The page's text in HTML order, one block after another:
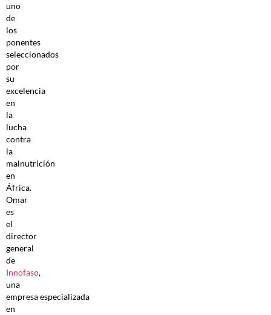
uno
de
los
ponentes
seleccionados
por
su
excelencia
en
la
lucha
contra
la
malnutrición
en
África.
Omar
es
el
director
general
de
Innofaso,
una
empresa especializada
en